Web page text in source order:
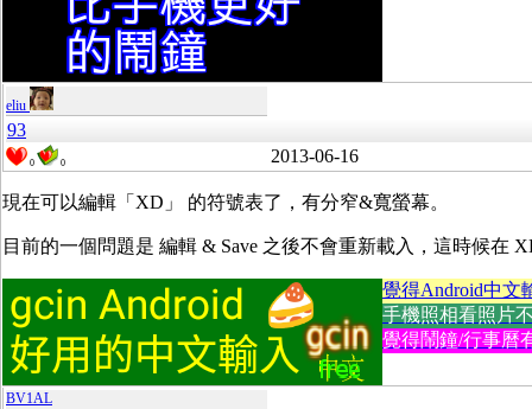
eliu
93
0 0 2013-06-16
現在可以編輯「XD」 的符號表了，有分窄&寬螢幕。
目前的一個問題是 編輯 & Save 之後不會重新載入，這時候在
覺得Android中文
手機照相看照片
覺得鬧鐘/行事曆
BV1AL